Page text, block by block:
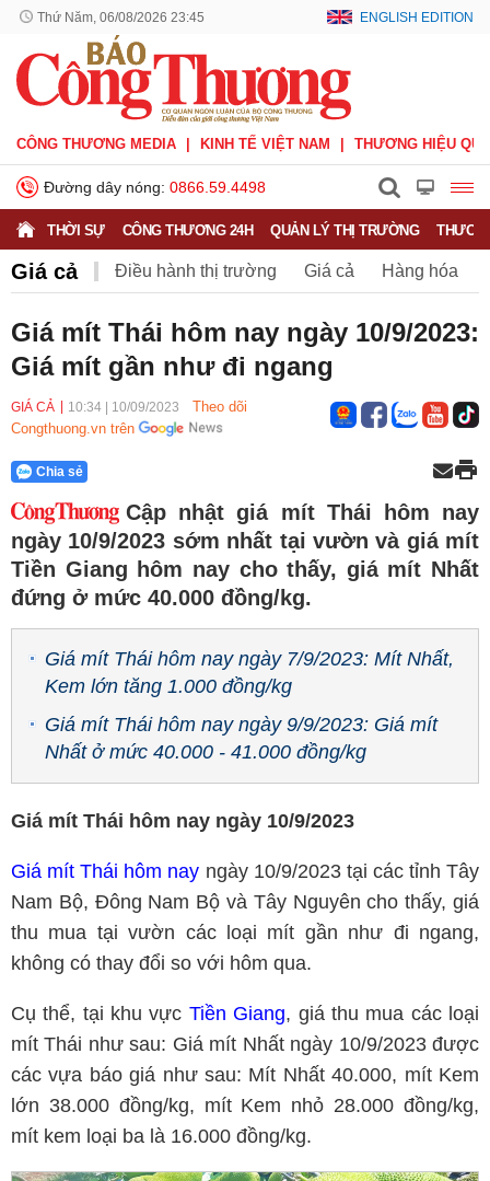
Thứ Năm, 06/08/2026 23:45 ENGLISH EDITION
CÔNG THƯƠNG MEDIA KINH TẾ VIỆT NAM THƯƠNG HIỆU
Đường dây nóng: 0866.59.4498
THỜI SỰ CÔNG THƯƠNG 24H QUẢN LÝ THỊ TRƯỜNG
Giá cả Điều hành thị trường Giá cả Hàng hóa
Giá mít Thái hôm nay ngày 10/9/2023:
Giá mít gần như đi ngang
GIÁ CẢ 10:34 10/09/2023
Theo dõi
Congthuong.vn trên
Chia sẻ
Cập nhật giá mít Thái hôm nay
ngày 10/9/2023 sớm nhất tại vườn và giá mít
Tiền Giang hôm nay cho thấy, giá mít Nhất
đứng ở mức 40.000 đồng/kg.
Giá mít Thái hôm nay ngày 7/9/2023: Mít Nhất,
Kem lớn tăng 1.000 đồng/kg
Giá mít Thái hôm nay ngày 9/9/2023: Giá mít
Nhất ở mức 40.000 - 41.000 đồng/kg
Giá mít Thái hôm nay ngày 10/9/2023
Giá mít Thái hôm nay ngày 10/9/2023 tại các tỉnh Tây
Nam Bộ, Đông Nam Bộ và Tây Nguyên cho thấy, giá
thu mua tại vườn các loại mít gần như đi ngang,
không có thay đổi so với hôm qua.
Cụ thể, tại khu vực Tiền Giang, giá thu mua các loại
mít Thái như sau: Giá mít Nhất ngày 10/9/2023 được
các vựa báo giá như sau: Mít Nhất 40.000, mít Kem
lớn 38.000 đồng/kg, mít Kem nhỏ 28.000 đồng/kg,
mít kem loại ba là 16.000 đồng/kg.